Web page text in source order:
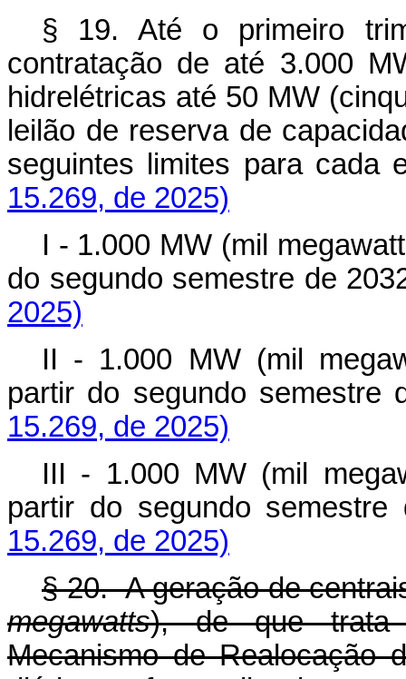
§ 19. Até o primeiro
contratação de até 3.000
hidrelétricas até 50 MW
leilão de reserva de
seguintes limites para
15.269, de 2025)
I - 1.000 MW (mil
do segundo semestre de
2025)
II - 1.000 MW (mil
partir do segundo
15.269, de 2025)
III - 1.000 MW (mil
partir do segundo
15.269, de 2025)
§ 20. A geração de
megawatts), de que trata
Mecanismo de Realocação